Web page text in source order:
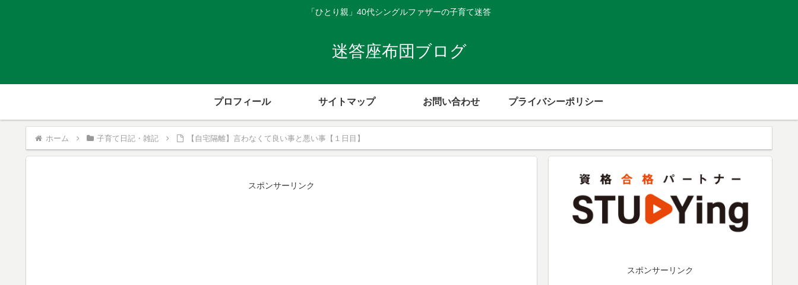
「ひとり親」40代シングルファザーの子育て迷答
迷答座布団ブログ
プロフィール サイトマップ お問い合わせ プライバシーポリシー
ホーム 子育て日記・雑記 【自宅隔離】言わなくて良い事と悪い事【１日目】
スポンサーリンク
スポンサーリンク